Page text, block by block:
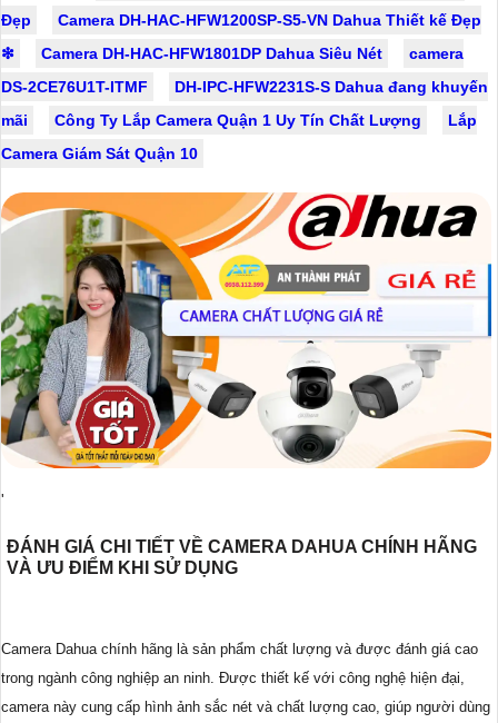
Đẹp
Camera DH-HAC-HFW1200SP-S5-VN Dahua Thiết kế Đẹp
❇
Camera DH-HAC-HFW1801DP Dahua Siêu Nét
camera
DS-2CE76U1T-ITMF
DH-IPC-HFW2231S-S Dahua đang khuyến
mãi
Công Ty Lắp Camera Quận 1 Uy Tín Chất Lượng
Lắp
Camera Giám Sát Quận 10
'
ĐÁNH GIÁ CHI TIẾT VỀ CAMERA DAHUA CHÍNH HÃNG
VÀ ƯU ĐIỂM KHI SỬ DỤNG
Camera Dahua chính hãng là sản phẩm chất lượng và được đánh giá cao
trong ngành công nghiệp an ninh. Được thiết kế với công nghệ hiện đại,
camera này cung cấp hình ảnh sắc nét và chất lượng cao, giúp người dùng